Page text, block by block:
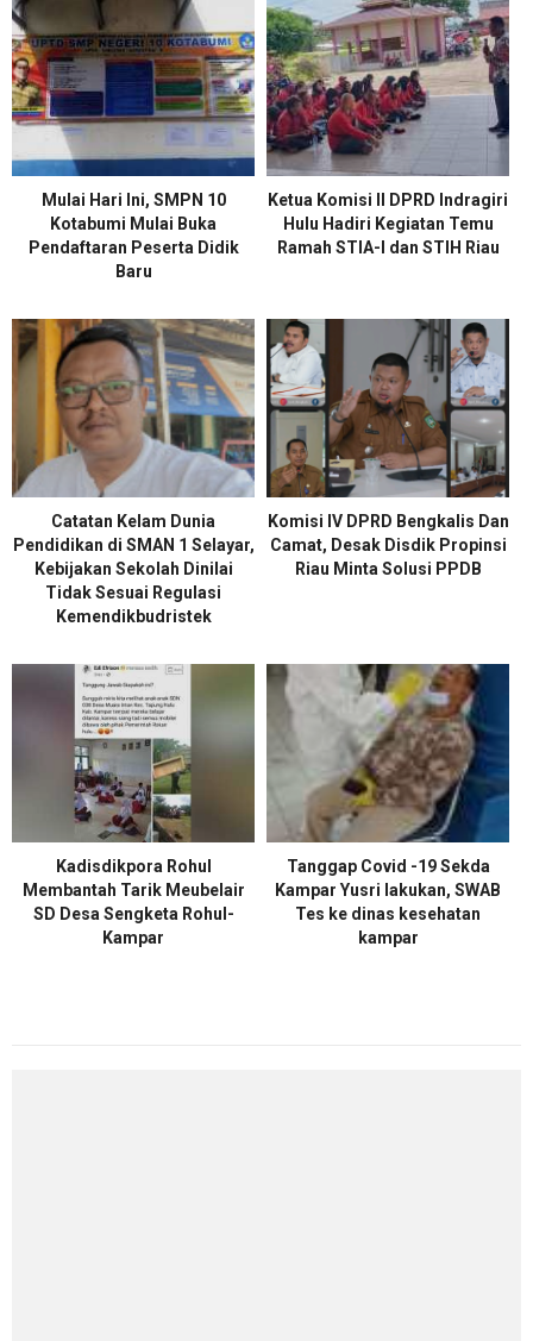
Mulai Hari Ini, SMPN 10
Kotabumi Mulai Buka
Pendaftaran Peserta Didik
Baru
Ketua Komisi II DPRD Indragiri
Hulu Hadiri Kegiatan Temu
Ramah STIA-I dan STIH Riau
Catatan Kelam Dunia
Pendidikan di SMAN 1 Selayar,
Kebijakan Sekolah Dinilai
Tidak Sesuai Regulasi
Kemendikbudristek
Komisi IV DPRD Bengkalis Dan
Camat, Desak Disdik Propinsi
Riau Minta Solusi PPDB
Kadisdikpora Rohul
Membantah Tarik Meubelair
SD Desa Sengketa Rohul-
Kampar
Tanggap Covid -19 Sekda
Kampar Yusri lakukan, SWAB
Tes ke dinas kesehatan
kampar